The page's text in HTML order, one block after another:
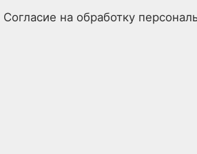
на обработку